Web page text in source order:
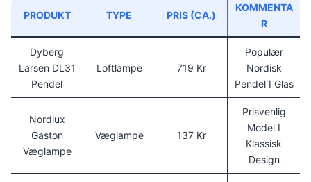
PRODUKT TYPE PRIS (CA.)
KOMMENTA
R
Dyberg
Larsen DL31
Pendel
Loftlampe 719 Kr
Populær
Nordisk
Pendel I Glas
Nordlux
Gaston
Væglampe
Væglampe 137 Kr
Prisvenlig
Model I
Klassisk
Design